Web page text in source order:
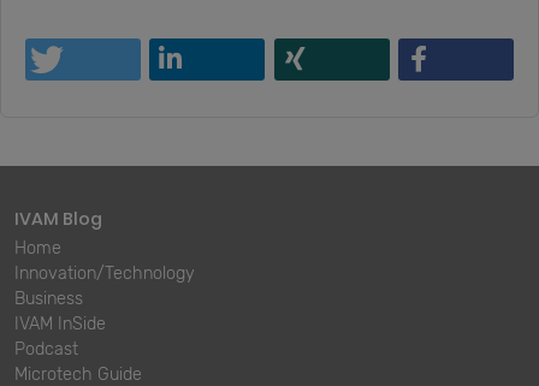
IVAM Blog
Home
Innovation/Technology
Business
IVAM InSide
Podcast
Microtech Guide